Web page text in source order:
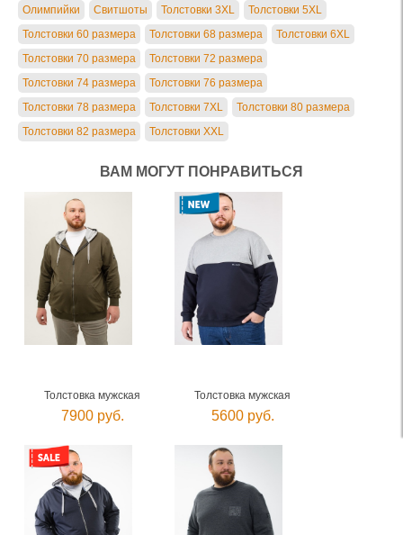
Олимпийки Свитшоты Толстовки 3XL
Толстовки 5XL
Толстовки 60 размера
Толстовки 68 размера
Толстовки 6XL
Толстовки 70 размера
Толстовки 72 размера
Толстовки 74 размера
Толстовки 76 размера
Толстовки 78 размера
Толстовки 7XL
Толстовки 80 размера
Толстовки 82 размера
Толстовки XXL
ВАМ МОГУТ ПОНРАВИТЬСЯ
Толстовка мужская
7900 руб.
Толстовка мужская
5600 руб.